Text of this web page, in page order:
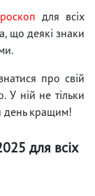
для всіх
що деякі знаки
про свій
У ній не тільки
день кращим!
для всіх